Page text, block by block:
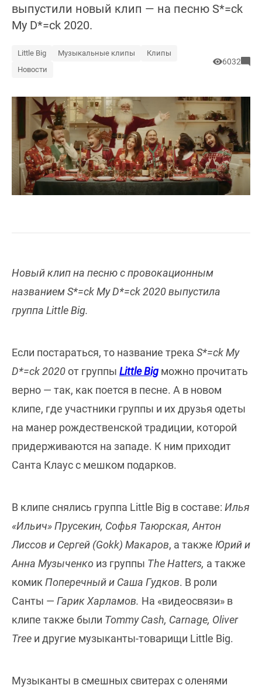
выпустили новый клип — на песню S*=ck
My D*=ck 2020.
Little Big Музыкальные клипы
Клипы
Новости
6032
Новый клип на песню с провокационным
названием S*=ck My D*=ck 2020 выпустила
группа Little Big.
Если постараться, то название трека S*=ck My
D*=ck 2020от группы Little Big можно прочитать
верно — так, как поется в песне. А в новом
клипе, где участники группы и их друзья одеты
на манер рождественской традиции, которой
придерживаются на западе. К ним приходит
Санта Клаус с мешком подарков.
В клипе снялись группа Little Big в составе: Илья
«Ильич» Прусекин, Софья Таюрская, Антон
Лиссов и Сергей (Gokk) Макаров, а также Юрий и
Анна Музыченко из группы The Hatters, а также
комикПоперечный и Саша Гудков. В роли
Санты — Гарик Харламов. На «видеосвязи» в
клипе также были Tommy Cash, Carnage, Oliver
Tree и другие музыканты-товарищи Little Big.
Музыканты в смешных свитерах с оленями